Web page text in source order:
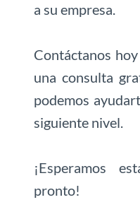
a su empresa.
Contáctanos
una consulta
podemos
siguiente nivel.
¡Esperamos
pronto!